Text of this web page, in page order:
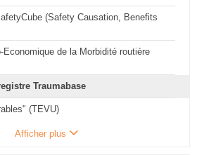
(Safety Causation, Benefits
Economique de la Morbidité routière
Traumabase
(TEVU)
Afficher plus